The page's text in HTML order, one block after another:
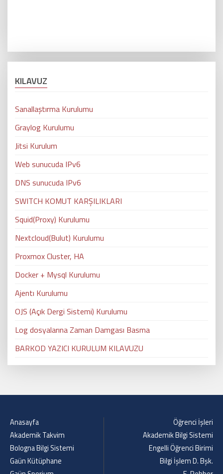
KILAVUZ
Sanallaştırma Kurulumu
Graylog Kurulumu
Jitsi Kurulum
Web sunucuda IPv6
DNS sunucuda IPv6
SWITCH KOMUT KARŞILIKLARI
Squid(Proxy) Kurulumu
Nextcloud(Bulut) Kurulumu
Proxmox Cluster, HA
Docker + Mysql Kurulumu
Ajentı Kurulumu
OJS (Açık Dergi Sistemi) Kurulumu
Log dosyalarına Zaman Damgası Basma
BARKOD YAZICI KURULUM KILAVUZU
Anasayfa
Akademik Takvim
Bologna Bilgi Sistemi
Gaün Kütüphane
Öğrenci İşleri
Akademik Bilgi Sistemi
Engelli Öğrenci Birimi
Bilgi İşlem D. Bşk.